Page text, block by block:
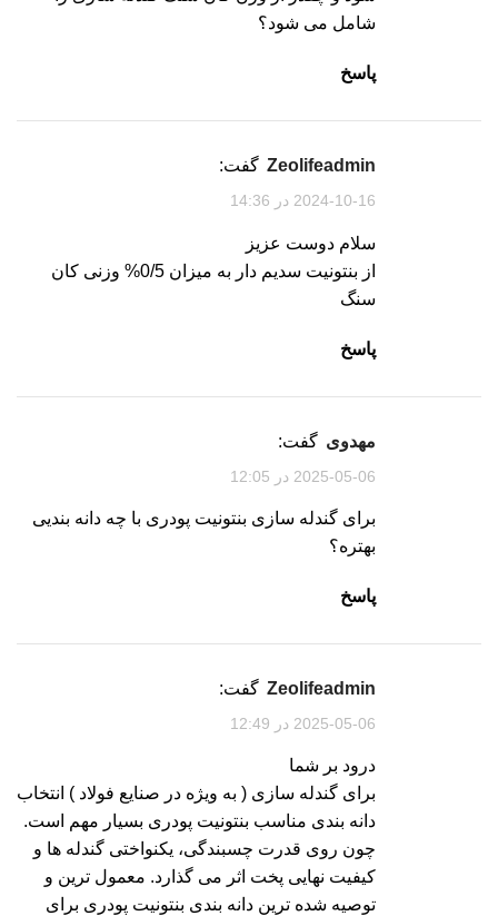
شامل می شود؟
پاسخ
zeolifeadmin گفت:
2024-10-16 در 14:36
سلام دوست عزیز
از بنتونیت سدیم دار به میزان 0/5% وزنی کان
سنگ
پاسخ
مهدوی گفت:
2025-05-06 در 12:05
برای گندله سازی بنتونیت پودری با چه دانه بندیی
بهتره؟
پاسخ
zeolifeadmin گفت:
2025-05-06 در 12:49
درود بر شما
برای گندله سازی ( به ویژه در صنایع فولاد ) انتخاب
دانه بندی مناسب بنتونیت پودری بسیار مهم است.
چون روی قدرت چسبندگی، یکنواختی گندله ها و
کیفیت نهایی پخت اثر می گذارد. معمول ترین و
توصیه شده ترین دانه بندی بنتونیت پودری برای